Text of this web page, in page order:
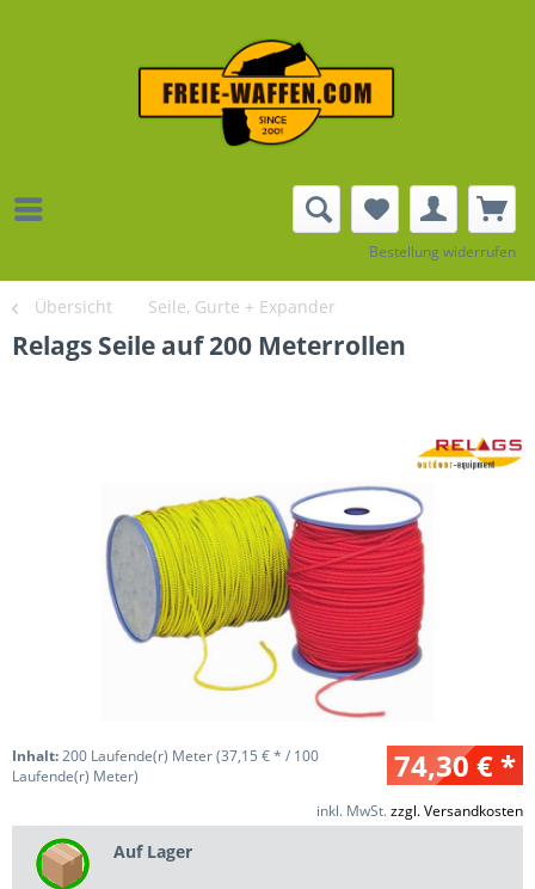
Bestellung widerrufen
Übersicht Seile, Gurte + Expander
Relags Seile auf 200 Meterrollen
74,30 € *
Inhalt:200 Laufende(r) Meter (37,15 € * / 100
Laufende(r) Meter)
inkl. MwSt.zzgl. Versandkosten
Auf Lager